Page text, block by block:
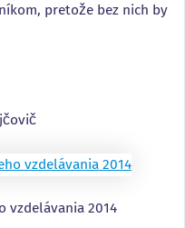
pretože bez nich by
vzdelávania 2014